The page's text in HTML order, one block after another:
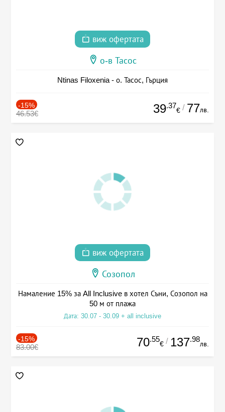
виж офертата
о-в Тасос
Ntinas Filoxenia - о. Тасос, Гърция
-15%
46.53€ 39.37
€ / 77лв.
виж офертата
Созопол
Намаление 15% за All Inclusive в хотел Съни, Созопол на
50 м от плажа
Дата: 30.07 - 30.09 + all inclusive
-15%
83.00€ 70.55
€ / 137.98
лв.